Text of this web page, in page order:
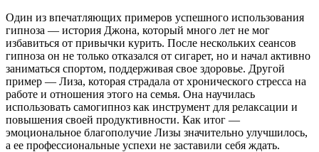
Один из впечатляющих примеров успешного использования
гипноза — история Джона, который много лет не мог
избавиться от привычки курить. После нескольких сеансов
гипноза он не только отказался от сигарет, но и начал активно
заниматься спортом, поддерживая свое здоровье. Другой
пример — Лиза, которая страдала от хронического стресса на
работе и отношения этого на семья. Она научилась
использовать самогипноз как инструмент для релаксации и
повышения своей продуктивности. Как итог —
эмоциональное благополучие Лизы значительно улучшилось,
а ее профессиональные успехи не заставили себя ждать.